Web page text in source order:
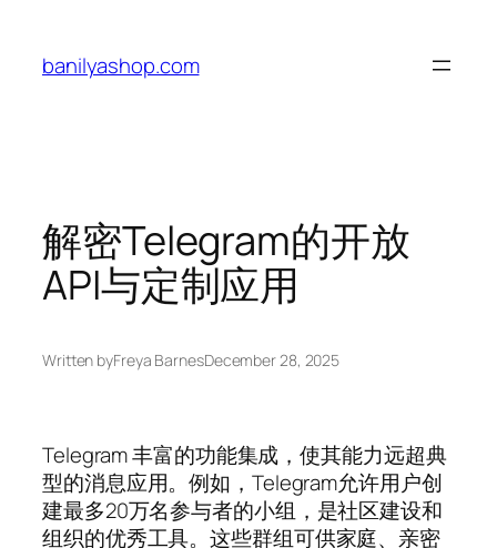
content
banilyashop.com
解密Telegram的开放
API与定制应用
Written byFreya BarnesDecember 28, 2025
Telegram 丰富的功能集成，使其能力远超典
型的消息应用。例如，Telegram允许用户创
建最多20万名参与者的小组，是社区建设和
组织的优秀工具。这些群组可供家庭、亲密